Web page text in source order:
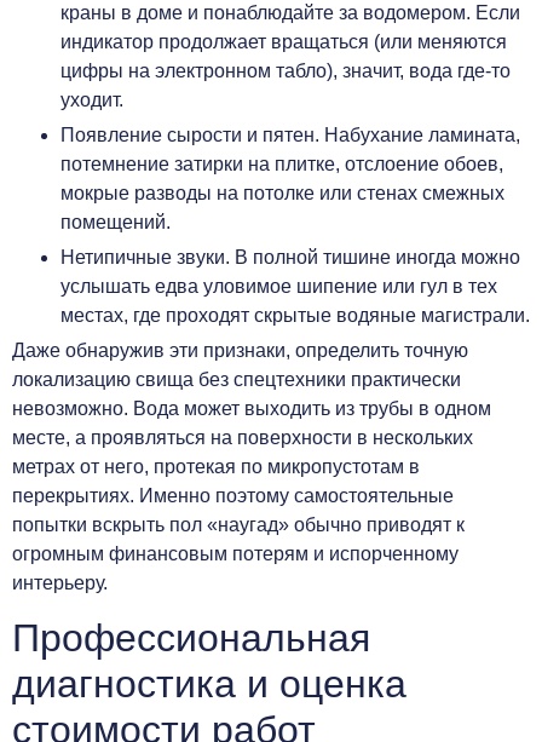
краны в доме и понаблюдайте за водомером. Если
индикатор продолжает вращаться (или меняются
цифры на электронном табло), значит, вода где-то
уходит.
Появление сырости и пятен. Набухание ламината,
потемнение затирки на плитке, отслоение обоев,
мокрые разводы на потолке или стенах смежных
помещений.
Нетипичные звуки. В полной тишине иногда можно
услышать едва уловимое шипение или гул в тех
местах, где проходят скрытые водяные магистрали.
Даже обнаружив эти признаки, определить точную
локализацию свища без спецтехники практически
невозможно. Вода может выходить из трубы в одном
месте, а проявляться на поверхности в нескольких
метрах от него, протекая по микропустотам в
перекрытиях. Именно поэтому самостоятельные
попытки вскрыть пол «наугад» обычно приводят к
огромным финансовым потерям и испорченному
интерьеру.
Профессиональная
диагностика и оценка
стоимости работ